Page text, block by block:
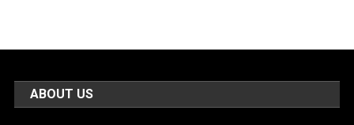
ABOUT US